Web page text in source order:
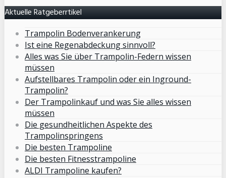
Aktuelle Ratgeberrtikel
Trampolin Bodenverankerung
Ist eine Regenabdeckung sinnvoll?
Alles was Sie über Trampolin-Federn wissen
müssen
Aufstellbares Trampolin oder ein Inground-
Trampolin?
Der Trampolinkauf und was Sie alles wissen
müssen
Die gesundheitlichen Aspekte des
Trampolinspringens
Die besten Trampoline
Die besten Fitnesstrampoline
ALDI Trampoline kaufen?